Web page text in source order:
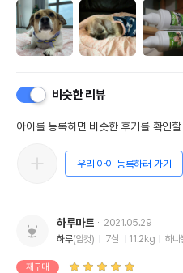
영양정보
조단백질
비슷한 리뷰
아이를 등록하면 비슷한 후기를 확인
우리 아이 등록하러 가기
하루마트
2021.05.29
하루(암컷) 7살 11.2kg 하나
재구매